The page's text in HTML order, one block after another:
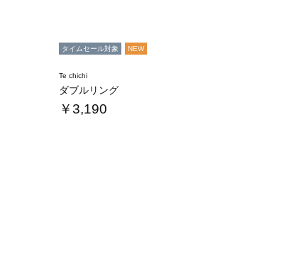
タイムセール対象 NEW
Te chichi
ダブルリング
￥3,190